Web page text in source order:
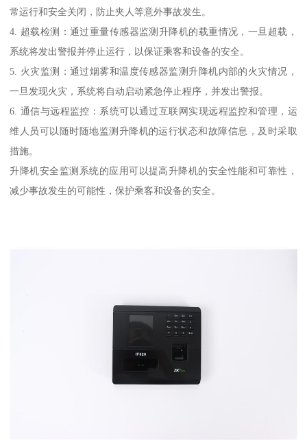
常运行和安全关闭，防止夹人等意外事故发生。
4. 超载检测：通过重量传感器监测升降机的载重情况，一旦超载，
系统将发出警报并停止运行，以保证乘客和设备的安全。
5. 火灾监测：通过烟雾和温度传感器监测升降机内部的火灾情况，
一旦发现火灾，系统将自动启动紧急停止程序，并发出警报。
6. 通信与远程监控：系统可以通过互联网实现远程监控和管理，运
维人员可以随时随地监测升降机的运行状态和故障信息，及时采取
措施。
升降机安全监测系统的应用可以提高升降机的安全性能和可靠性，
减少事故发生的可能性，保护乘客和设备的安全。